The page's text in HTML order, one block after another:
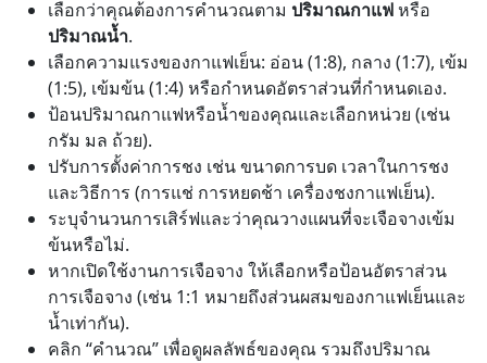
เลือกว่าคุณต้องการคำนวณตาม ปริมาณกาแฟหรือ
ปริมาณน้ำ.
เลือกความแรงของกาแฟเย็น: อ่อน (1:8), กลาง (1:7), เข้ม
(1:5), เข้มข้น (1:4) หรือกำหนดอัตราส่วนที่กำหนดเอง.
ป้อนปริมาณกาแฟหรือน้ำของคุณและเลือกหน่วย (เช่น
กรัม มล ถ้วย).
ปรับการตั้งค่าการชง เช่น ขนาดการบด เวลาในการชง
และวิธีการ (การแช่ การหยดช้า เครื่องชงกาแฟเย็น).
ระบุจำนวนการเสิร์ฟและว่าคุณวางแผนที่จะเจือจางเข้ม
ข้นหรือไม่.
หากเปิดใช้งานการเจือจาง ให้เลือกหรือป้อนอัตราส่วน
การเจือจาง (เช่น 1:1 หมายถึงส่วนผสมของกาแฟเย็นและ
น้ำเท่ากัน).
คลิก “คำนวณ” เพื่อดูผลลัพธ์ของคุณ รวมถึงปริมาณ